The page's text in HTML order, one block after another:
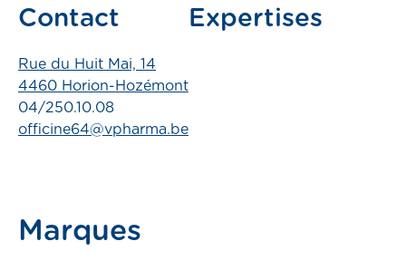
Contact
Rue du Huit Mai, 14
4460 Horion-Hozémont
04/250.10.08
officine64@vpharma.be
Expertises
Marques